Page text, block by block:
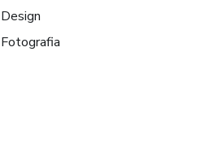
Design
Fotografia